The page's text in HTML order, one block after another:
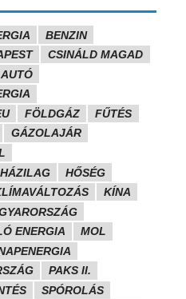
BENZIN
CSINÁLD MAGAD
FÖLDGÁZ
FŰTÉS
GÁZOLAJÁR
HÁZILAG
HŐSÉG
KÍNA
ENERGIA
MOL
PAKS II.
SPÓROLÁS